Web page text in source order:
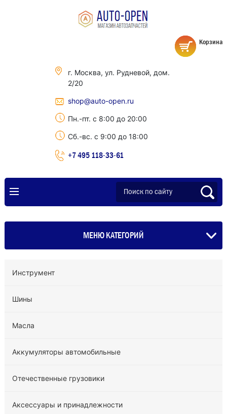
г. Москва, ул. Рудневой, дом.
2/20
shop@auto-open.ru
Пн.-пт. с 8:00 до 20:00
Сб.-вс. с 9:00 до 18:00
+7 495 118-33-61
Корзина
МЕНЮ КАТЕГОРИЙ
Инструмент
Шины
Масла
Аккумуляторы автомобильные
Отечественные грузовики
Аксессуары и принадлежности